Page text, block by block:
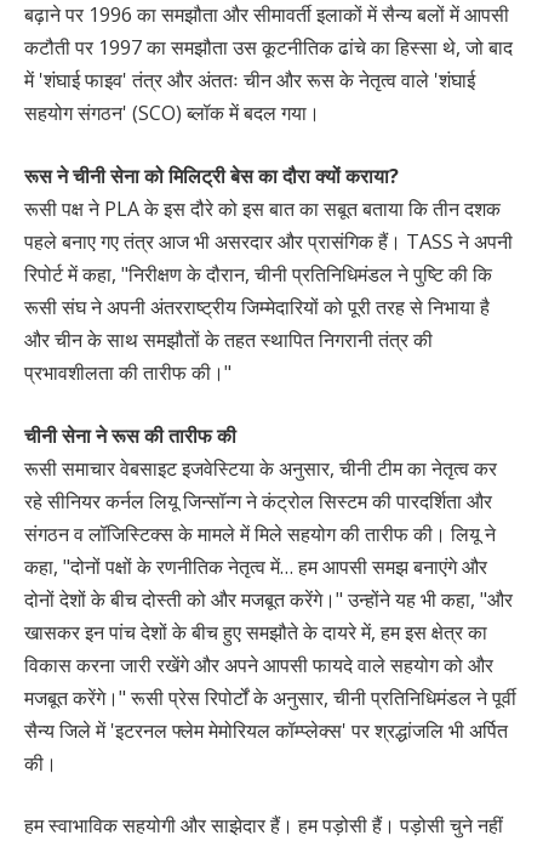
बढ़ाने पर 1996 का समझौता और सीमावर्ती इलाकों में सैन्य बलों में आपसी
कटौती पर 1997 का समझौता उस कूटनीतिक ढांचे का हिस्सा थे, जो बाद
में 'शंघाई फाइव' तंत्र और अंततः चीन और रूस के नेतृत्व वाले 'शंघाई
सहयोग संगठन' (SCO) ब्लॉक में बदल गया।
रूस ने चीनी सेना को मिलिट्री बेस का दौरा क्यों कराया?
रूसी पक्ष ने PLA के इस दौरे को इस बात का सबूत बताया कि तीन दशक
पहले बनाए गए तंत्र आज भी असरदार और प्रासंगिक हैं। TASS ने अपनी
रिपोर्ट में कहा, "निरीक्षण के दौरान, चीनी प्रतिनिधिमंडल ने पुष्टि की कि
रूसी संघ ने अपनी अंतरराष्ट्रीय जिम्मेदारियों को पूरी तरह से निभाया है
और चीन के साथ समझौतों के तहत स्थापित निगरानी तंत्र की
प्रभावशीलता की तारीफ की।"
चीनी सेना ने रूस की तारीफ की
रूसी समाचार वेबसाइट इजवेस्टिया के अनुसार, चीनी टीम का नेतृत्व कर
रहे सीनियर कर्नल लियू जिन्सॉन्ग ने कंट्रोल सिस्टम की पारदर्शिता और
संगठन व लॉजिस्टिक्स के मामले में मिले सहयोग की तारीफ की। लियू ने
कहा, "दोनों पक्षों के रणनीतिक नेतृत्व में… हम आपसी समझ बनाएंगे और
दोनों देशों के बीच दोस्ती को और मजबूत करेंगे।" उन्होंने यह भी कहा, "और
खासकर इन पांच देशों के बीच हुए समझौते के दायरे में, हम इस क्षेत्र का
विकास करना जारी रखेंगे और अपने आपसी फायदे वाले सहयोग को और
मजबूत करेंगे।" रूसी प्रेस रिपोर्टों के अनुसार, चीनी प्रतिनिधिमंडल ने पूर्वी
सैन्य जिले में 'इटरनल फ्लेम मेमोरियल कॉम्प्लेक्स' पर श्रद्धांजलि भी अर्पित
की।
हम स्वाभाविक सहयोगी और साझेदार हैं। हम पड़ोसी हैं। पड़ोसी चुने नहीं